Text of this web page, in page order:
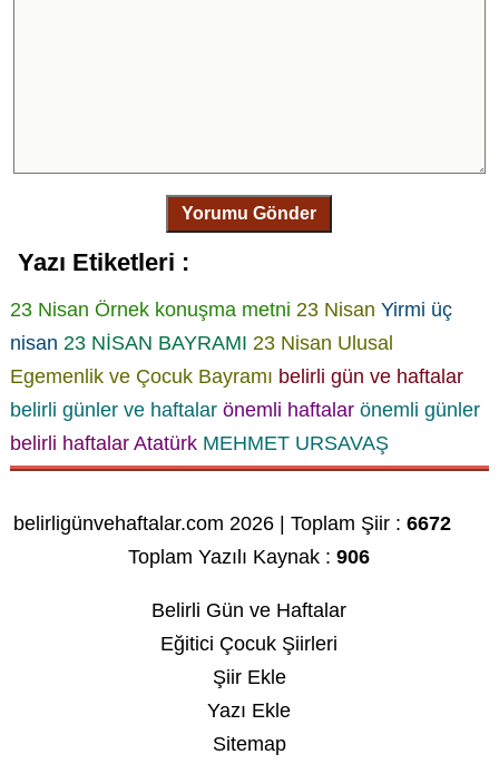
Yorumu Gönder
Yazı Etiketleri :
23 Nisan Örnek konuşma metni 23 Nisan Yirmi üç
nisan 23 NİSAN BAYRAMI 23 Nisan Ulusal
Egemenlik ve Çocuk Bayramı belirli gün ve haftalar
belirli günler ve haftalar önemli haftalar önemli günler
belirli haftalar Atatürk MEHMET URSAVAŞ
belirligünvehaftalar.com 2026 | Toplam Şiir :6672
Toplam Yazılı Kaynak :906
Belirli Gün ve Haftalar
Eğitici Çocuk Şiirleri
Şiir Ekle
Yazı Ekle
Sitemap